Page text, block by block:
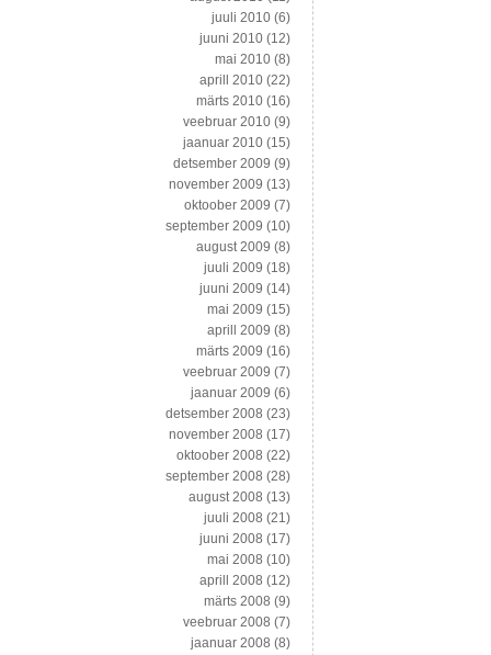
juuli 2010 (6)
juuni 2010 (12)
mai 2010 (8)
aprill 2010 (22)
märts 2010 (16)
veebruar 2010 (9)
jaanuar 2010 (15)
detsember 2009 (9)
november 2009 (13)
oktoober 2009 (7)
september 2009 (10)
august 2009 (8)
juuli 2009 (18)
juuni 2009 (14)
mai 2009 (15)
aprill 2009 (8)
märts 2009 (16)
veebruar 2009 (7)
jaanuar 2009 (6)
detsember 2008 (23)
november 2008 (17)
oktoober 2008 (22)
september 2008 (28)
august 2008 (13)
juuli 2008 (21)
juuni 2008 (17)
mai 2008 (10)
aprill 2008 (12)
märts 2008 (9)
veebruar 2008 (7)
jaanuar 2008 (8)